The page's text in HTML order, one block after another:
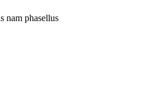
nam phasellus